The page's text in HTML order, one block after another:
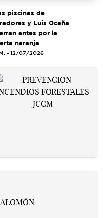
piscinas de
y Luis Ocaña
antes por la
naranja
- 12/07/2026